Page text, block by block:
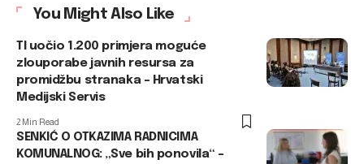
You Might Also Like
TI uočio 1.200 primjera moguće
zlouporabe javnih resursa za
promidžbu stranaka – Hrvatski
Medijski Servis
2 Min Read
SENKIĆ O OTKAZIMA RADNICIMA
KOMUNALNOG: „Sve bih ponovila“ –